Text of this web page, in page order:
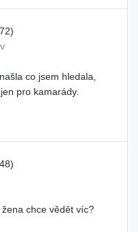
co jsem hledala,
pro kamarády.
chce vědět víc?